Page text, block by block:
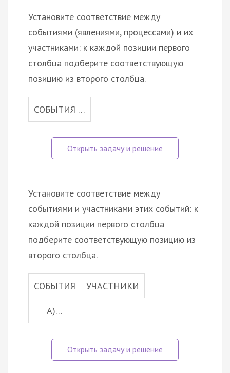
Установите соответствие между
событиями (явлениями, процессами) и их
участниками: к каждой позиции первого
столбца подберите соответствующую
позицию из второго столбца.
СОБЫТИЯ …
Установите соответствие между
событиями и участниками этих событий: к
каждой позиции первого столбца
подберите соответствующую позицию из
второго столбца.
СОБЫТИЯ УЧАСТНИКИ
A)…